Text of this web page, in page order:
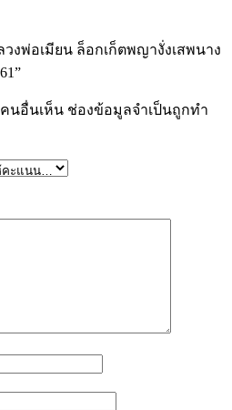
งพ่อเมียน ล็อกเก็ตพญางั่งเสพนาง
นอื่นเห็น ช่องข้อมูลจำเป็นถูกทำ